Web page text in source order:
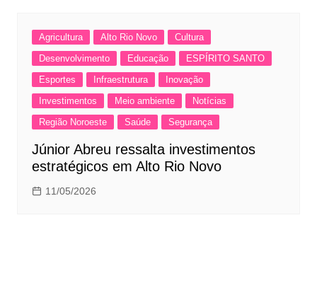
Agricultura Alto Rio Novo
Cultura
Desenvolvimento
Educação
ESPÍRITO SANTO
Esportes
Infraestrutura
Inovação
Investimentos
Meio ambiente
Notícias
Região Noroeste
Saúde Segurança
Júnior Abreu ressalta investimentos
estratégicos em Alto Rio Novo
11/05/2026